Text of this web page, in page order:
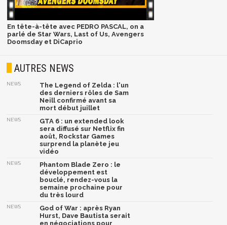
En tête-à-tête avec PEDRO PASCAL, on a
parlé de Star Wars, Last of Us, Avengers
Doomsday et DiCaprio
AUTRES NEWS
NEWS
The Legend of Zelda : l'un
des derniers rôles de Sam
Neill confirmé avant sa
mort début juillet
NEWS
GTA 6 : un extended look
sera diffusé sur Netflix fin
août, Rockstar Games
surprend la planète jeu
vidéo
NEWS
Phantom Blade Zero : le
développement est
bouclé, rendez-vous la
semaine prochaine pour
du très lourd
NEWS
God of War : après Ryan
Hurst, Dave Bautista serait
en négociations pour